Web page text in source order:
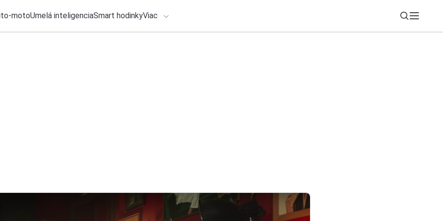
motoUmelá inteligenciaSmart hodinkyViac